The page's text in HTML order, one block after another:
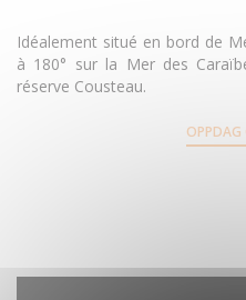
Idéalement situé en bord de
à 180° sur la Mer des
réserve Cousteau.
OPPDAG